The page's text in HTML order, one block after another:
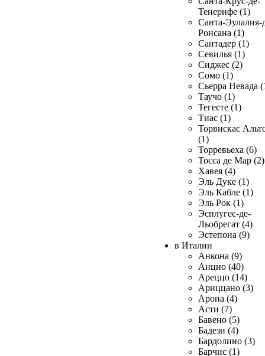
Тенерифе (1)
Санта-Эулалия-
Ронсана (1)
Сантадер (1)
Севилья (1)
Сиджес (2)
Сомо (1)
Сьерра Невада
Таучо (1)
Тегесте (1)
Тиас (1)
Торвискас
(1)
Торревьеха (6)
Тосса де Мар (2)
Хавея (4)
Эль Дуке (1)
Эль Кабле (1)
Эль Рок (1)
Эсплугес-де-
Льобрегат (4)
Эстепона (9)
в Италии
Анкона (9)
Анцио (40)
Ареццо (14)
Ариццано (3)
Арона (4)
Асти (7)
Бавено (5)
Бадези (4)
Бардолино (3)
Барчис (1)